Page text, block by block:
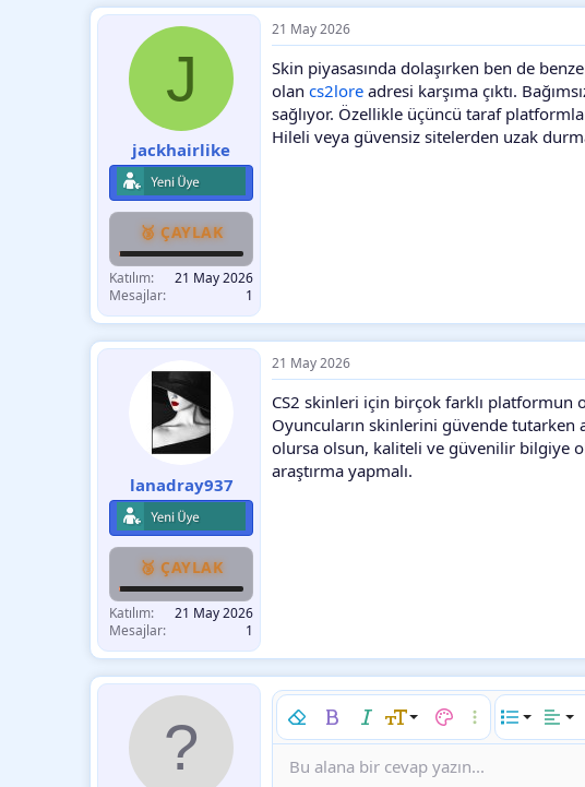
J
jackhairlike
🥉 ÇAYLAK
Katılım
21 May 2026
Mesajlar
1
21 May 2026
Skin piyasasında dolaşırken ben de
olan cs2lore adresi karşıma çıktı.
sağlıyor. Özellikle üçüncü taraf
Hileli veya güvensiz sitelerden uzak
lanadray937
🥉 ÇAYLAK
Katılım
21 May 2026
Mesajlar
1
21 May 2026
CS2 skinleri için birçok farklı platformun
Oyuncuların skinlerini güvende tutarken
olursa olsun, kaliteli ve güvenilir bilgiye
araştırma yapmalı.
Biçimlendirmeyi kaldır
Kalın YatıkFont boyutu
9
10
Metin rengi
Daha fazla
List
Sola
Normal
Font ailesiArial
Üzeri çizik
Altını çizSatır içi kod
Satır içi spoiler
Insert horizontal line
SpoylerKod
Bu alana bir cevap yazın...